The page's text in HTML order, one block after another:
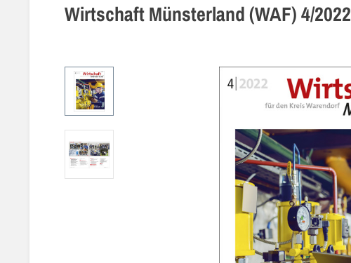
Wirtschaft Münsterland (WAF) 4/2022